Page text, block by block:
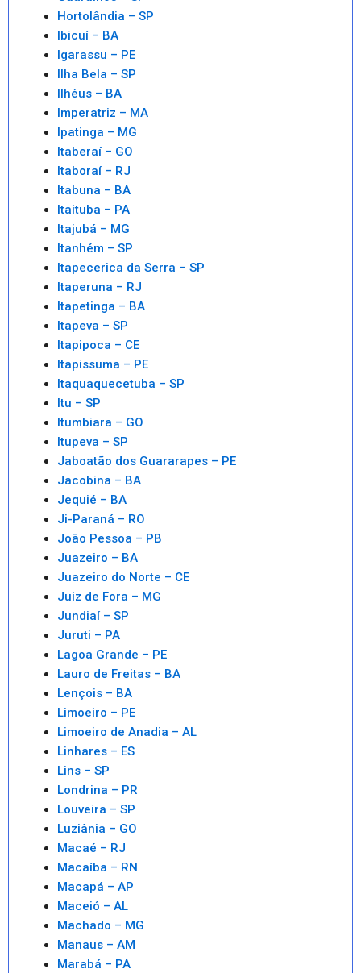
Hortolândia – SP
Ibicuí – BA
Igarassu – PE
Ilha Bela – SP
Ilhéus – BA
Imperatriz – MA
Ipatinga – MG
Itaberaí – GO
Itaboraí – RJ
Itabuna – BA
Itaituba – PA
Itajubá – MG
Itanhém – SP
Itapecerica da Serra – SP
Itaperuna – RJ
Itapetinga – BA
Itapeva – SP
Itapipoca – CE
Itapissuma – PE
Itaquaquecetuba – SP
Itu – SP
Itumbiara – GO
Itupeva – SP
Jaboatão dos Guararapes – PE
Jacobina – BA
Jequié – BA
Ji-Paraná – RO
João Pessoa – PB
Juazeiro – BA
Juazeiro do Norte – CE
Juiz de Fora – MG
Jundiaí – SP
Juruti – PA
Lagoa Grande – PE
Lauro de Freitas – BA
Lençois – BA
Limoeiro – PE
Limoeiro de Anadia – AL
Linhares – ES
Lins – SP
Londrina – PR
Louveira – SP
Luziânia – GO
Macaé – RJ
Macaíba – RN
Macapá – AP
Maceió – AL
Machado – MG
Manaus – AM
Marabá – PA